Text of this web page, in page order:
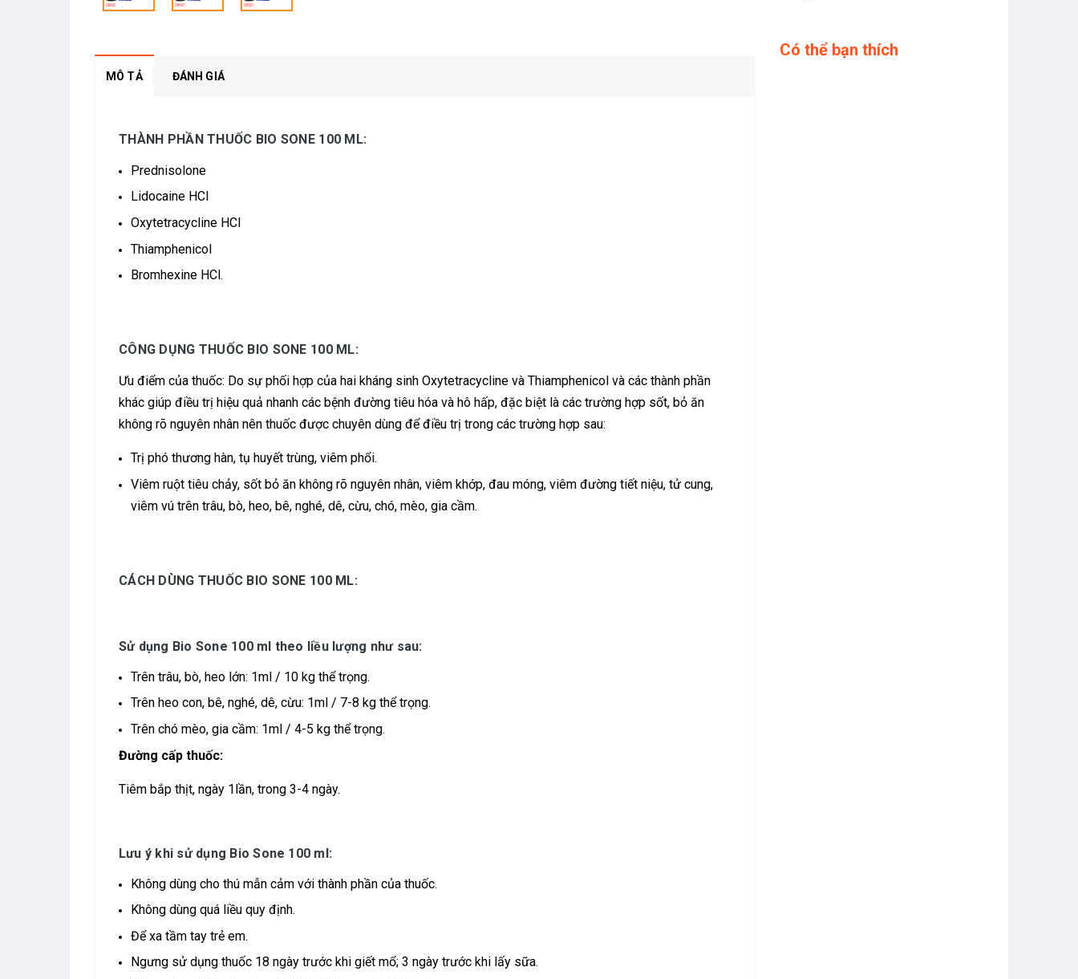
MÔ TẢ ĐÁNH GIÁ
THÀNH PHẦN THUỐC BIO SONE 100 ML:
Prednisolone
Lidocaine HCl
Oxytetracycline HCl
Thiamphenicol
Bromhexine HCl.
CÔNG DỤNG THUỐC BIO SONE 100 ML:
Ưu điểm của thuốc: Do sự phối hợp của hai kháng sinh Oxytetracycline và Thiamphenicol và các thành phần
khác giúp điều trị hiệu quả nhanh các bệnh đường tiêu hóa và hô hấp, đặc biệt là các trường hợp sốt, bỏ ăn
không rõ nguyên nhân nên thuốc được chuyên dùng để điều trị trong các trường hợp sau:
Trị phó thương hàn, tụ huyết trùng, viêm phổi.
Viêm ruột tiêu chảy, sốt bỏ ăn không rõ nguyên nhân, viêm khớp, đau móng, viêm đường tiết niệu, tử cung,
viêm vú trên trâu, bò, heo, bê, nghé, dê, cừu, chó, mèo, gia cầm.
CÁCH DÙNG THUỐC BIO SONE 100 ML:
Sử dụng Bio Sone 100 ml theo liều lượng như sau:
Trên trâu, bò, heo lớn: 1ml / 10 kg thể trọng.
Trên heo con, bê, nghé, dê, cừu: 1ml / 7-8 kg thể trọng.
Trên chó mèo, gia cầm: 1ml / 4-5 kg thể trọng.
Đường cấp thuốc:
Tiêm bắp thịt, ngày 1lần, trong 3-4 ngày.
Lưu ý khi sử dụng Bio Sone 100 ml:
Không dùng cho thú mẫn cảm với thành phần của thuốc.
Không dùng quá liều quy định.
Để xa tầm tay trẻ em.
Ngưng sử dụng thuốc 18 ngày trước khi giết mổ; 3 ngày trước khi lấy sữa.
Có thể bạn thích